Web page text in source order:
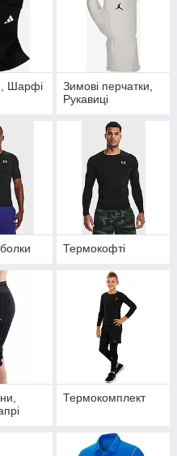
Шарфі
Зимові перчатки,
Рукавиці
Термокофті
Термокомплект